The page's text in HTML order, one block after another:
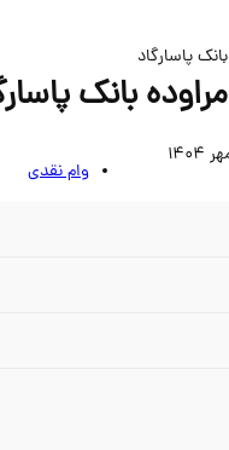
پاسارگاد
بانک
وام نقدی